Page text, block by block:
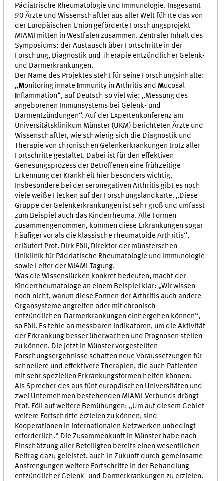
Pädiatrische Rheumatologie und Immunologie. Insgesamt
90 Ärzte und Wissenschaftler aus aller Welt führte das von
der Europäischen Union geförderte Forschungsprojekt
MIAMI mitten in Westfalen zusammen. Zentraler Inhalt des
Symposiums: der Austausch über Fortschritte in der
Forschung, Diagnostik und Therapie entzündlicher Gelenk-
und Darmerkrankungen.
Der Name des Projektes steht für seine Forschungsinhalte:
„Monitoring innate mmunity inArthritis andMucosal
nflammation“, auf Deutsch so viel wie: „Messung des
angeborenen Immunsystems bei Gelenk- und
Darmentzündungen“. Auf der Expertenkonferenz am
Universitätsklinikum Münster (UKM) berichteten Ärzte und
Wissenschaftler, wie schwierig sich die Diagnostik und
Therapie von chronischen Gelenkerkrankungen trotz aller
Fortschritte gestaltet. Dabei ist für den effektiven
Genesungsprozess der Betroffenen eine frühzeitige
Erkennung der Krankheit hier besonders wichtig.
Insbesondere bei der seronegativen Arthritis gibt es noch
viele weiße Flecken auf der Forschungslandkarte. „Diese
Gruppe der Gelenkerkrankungen ist sehr groß und umfasst
zum Beispiel auch das Kinderrheuma. Alle Formen
zusammengenommen, kommen diese Erkrankungen sogar
häufiger vor als die klassische rheumatoide Arthritis“,
erläutert Prof. Dirk Föll, Direktor der münsterschen
Uniklinik für Pädriatische Rheumatologie und Immunologie
sowie Leiter der MIAMI-Tagung.
Was die Wissenslücken konkret bedeuten, macht der
Kinderrheumatologe an einem Beispiel klar: „Wir wissen
noch nicht, warum diese Formen der Arthritis auch andere
Organsysteme angreifen oder mit chronisch
entzündlichen-Darmerkrankungen einhergehen können“,
so Föll. Es fehle an messbaren Indikatoren, um die Aktivität
der Erkrankung besser überwachen und Prognosen stellen
zu können. Die jetzt in Münster vorgestellten
Forschungsergebnisse schaffen neue Voraussetzungen für
schnellere und effektivere Therapien, die auch Patienten
mit sehr speziellen Erkrankungsformen helfen können.
Als Sprecher des aus fünf europäischen Universitäten und
zwei Unternehmen bestehenden MIAMI-Verbunds drängt
Prof. Föll auf weitere Bemühungen: „Um auf diesem Gebiet
weitere Fortschritte erzielen zu können, sind
Kooperationen in internationalen Netzwerken unbedingt
erforderlich.“ Die Zusammenkunft in Münster habe nach
Einschätzung aller Beteiligten bereits einen wesentlichen
Beitrag dazu geleistet, auch in Zukunft durch gemeinsame
Anstrengungen weitere Fortschritte in der Behandlung
entzündlicher Gelenk- und Darmerkrankungen zu erzielen.